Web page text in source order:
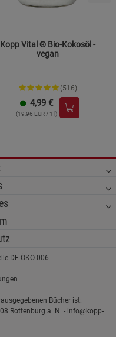
Kopp Vital ® Bio-Kokosöl -
vegan
(516)
4,99 €
(19,96 EUR / 1 l)
DE-ÖKO-006
Bücher ist:
Rottenburg a. N. - info@kopp-